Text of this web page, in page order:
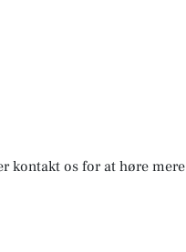
kontakt os for at høre mere